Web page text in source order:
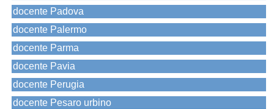
docente Padova
docente Palermo
docente Parma
docente Pavia
docente Perugia
docente Pesaro urbino